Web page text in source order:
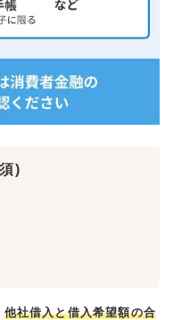
)
他社借入と借入希望額の合